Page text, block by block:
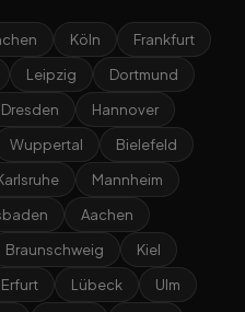
Köln
Frankfurt
Leipzig
Dortmund
Dresden
Hannover
Wuppertal
Bielefeld
Mannheim
Aachen
Braunschweig
Kiel
Erfurt Lübeck
Ulm